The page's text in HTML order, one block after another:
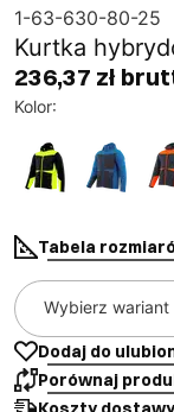
1-63-630-80-25
Kurtka
236,37 zł
Kolor:
Tabela
Wybierz wariant
Dodaj do
Porównaj